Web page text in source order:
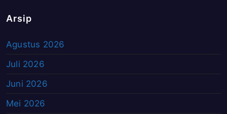
Arsip
Agustus 2026
Juli 2026
Juni 2026
Mei 2026